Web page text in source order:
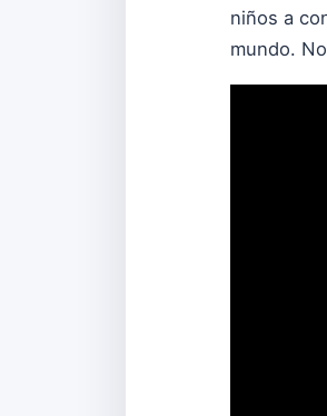
niños a
mundo.